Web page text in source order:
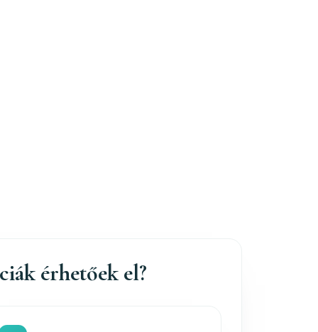
érhetőek el?